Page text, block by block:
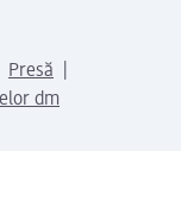
Presă
dm